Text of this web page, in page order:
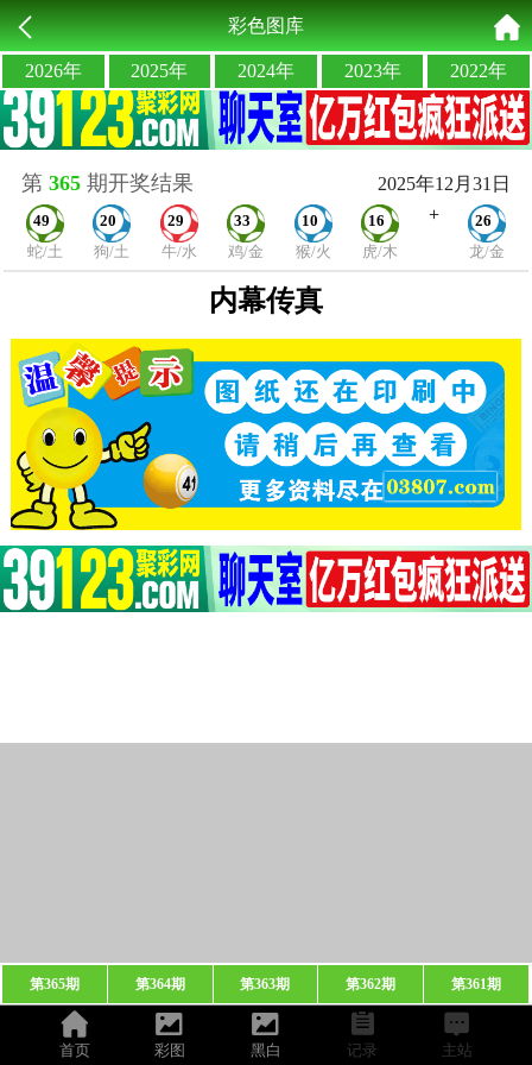
彩色图库
2026年 2025年 2024年 2023年 2022年
第 365期开奖结果 2025年12月31日
49
蛇/土
20
狗/土
29
牛/水
33
鸡/金
10
猴/火
16
虎/木
+
26
龙/金
内幕传真
第365期 第364期 第363期 第362期 第361期
首页 彩图 黑白 记录 主站